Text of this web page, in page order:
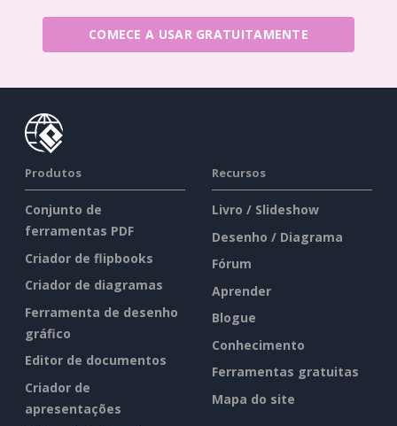
COMECE A USAR GRATUITAMENTE
Produtos
Conjunto de
ferramentas PDF
Criador de flipbooks
Criador de diagramas
Ferramenta de desenho
gráfico
Editor de documentos
Criador de
apresentações
Recursos
Livro / Slideshow
Desenho / Diagrama
Fórum
Aprender
Blogue
Conhecimento
Ferramentas gratuitas
Mapa do site